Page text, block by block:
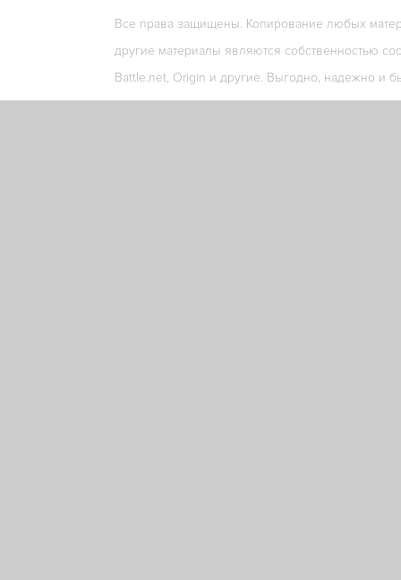
Все права защищены. Копирование любых
другие материалы являются собственностью
Battle.net, Origin и другие. Выгодно, надежно и